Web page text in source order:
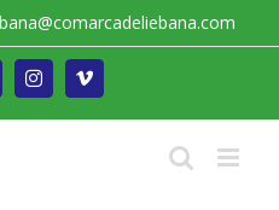
InstagramVimeo